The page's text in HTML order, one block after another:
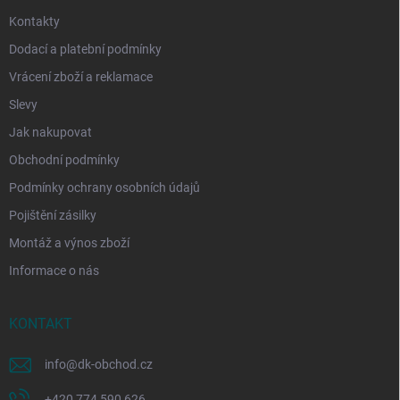
Kontakty
Dodací a platební podmínky
Vrácení zboží a reklamace
Slevy
Jak nakupovat
Obchodní podmínky
Podmínky ochrany osobních údajů
Pojištění zásilky
Montáž a výnos zboží
Informace o nás
KONTAKT
info@dk-obchod.cz